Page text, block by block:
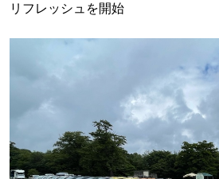
リフレッシュを開始